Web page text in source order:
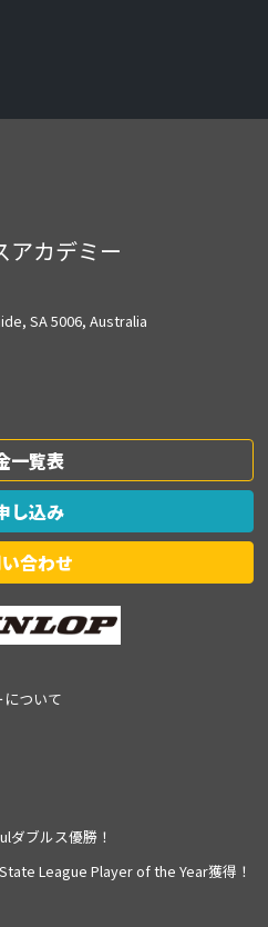
アカデミー
SA 5006, Australia
一覧表
し込み
合わせ
ついて
ダブルス優勝！
League Player of the Year獲得！